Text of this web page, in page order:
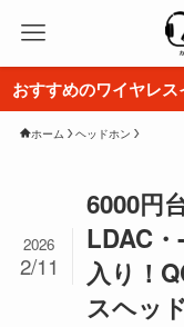
おすすめのワイヤレ
ホーム ヘッドホン
6000円
LDAC
入り！
スヘッ
2026
2/11